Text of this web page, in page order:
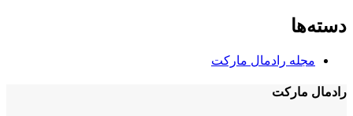
دسته‌ها
مجله رادمال مارکت
رادمال مارکت